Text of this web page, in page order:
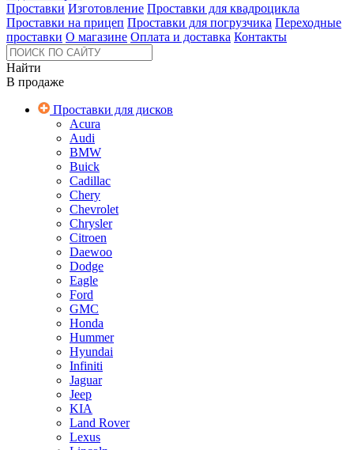
Проставки Изготовление Проставки для квадроцикла
Проставки на прицеп Проставки для погрузчика Переходные
проставки О магазине Оплата и доставка Контакты
Найти
В продаже
Проставки для дисков
Acura
Audi
BMW
Buick
Cadillac
Chery
Chevrolet
Chrysler
Citroen
Daewoo
Dodge
Eagle
Ford
GMC
Honda
Hummer
Hyundai
Infiniti
Jaguar
Jeep
KIA
Land Rover
Lexus